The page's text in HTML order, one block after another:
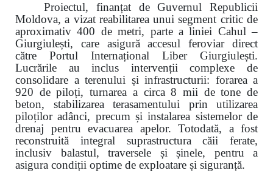
Proiectul, finanțat de Guvernul Republicii
Moldova, a vizat reabilitarea unui segment critic de
aproximativ 400 de metri, parte a liniei Cahul –
Giurgiulești, care asigură accesul feroviar direct
către Portul Internațional Liber Giurgiulești.
Lucrările au inclus intervenții complexe de
consolidare a terenului și infrastructurii: forarea a
920 de piloți, turnarea a circa 8 mii de tone de
beton, stabilizarea terasamentului prin utilizarea
piloților adânci, precum și instalarea sistemelor de
drenaj pentru evacuarea apelor. Totodată, a fost
reconstruită integral suprastructura căii ferate,
inclusiv balastul, traversele și șinele, pentru a
asigura condiții optime de exploatare și siguranță.